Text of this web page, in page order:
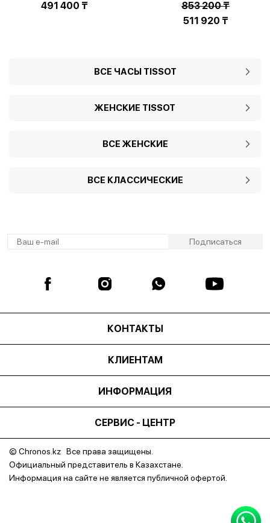
C001.007.11.116.00
491 400 ₸
853 200₸
Первоначальная
853
511 920 ₸
511
ВСЕ ЧАСЫ TISSOT
ЖЕНСКИЕ TISSOT
ВСЕ ЖЕНСКИЕ
ВСЕ КЛАССИЧЕСКИЕ
КОНТАКТЫ
КЛИЕНТАМ
ИНФОРМАЦИЯ
СЕРВИС - ЦЕНТР
© Chronos.kz Все права защищены.
Официальный представитель в Казахстане.
Информация на сайте не является публичной офертой.